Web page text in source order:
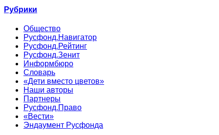
Рубрики
Общество
Русфонд.Навигатор
Русфонд.Рейтинг
Русфонд.Зенит
Информбюро
Словарь
«Дети вместо цветов»
Наши авторы
Партнеры
Русфонд.Право
«Вести»
Эндаумент Русфонда